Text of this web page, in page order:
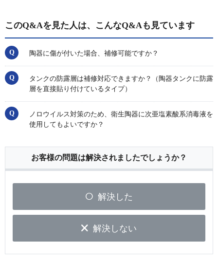
このQ&Aを見た人は、こんなQ&Aも見ています
陶器に傷が付いた場合、補修可能ですか？
タンクの防露層は補修対応できますか？（陶器タンクに防露
層を直接貼り付けているタイプ）
ノロウイルス対策のため、衛生陶器に次亜塩素酸系消毒液を
使用してもよいですか？
お客様の問題は解決されましたでしょうか？
解決した
解決しない